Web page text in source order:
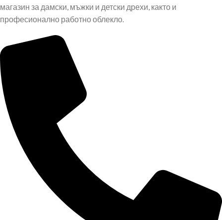
магазин за дамски, мъжки и детски дрехи, както и
професионално работно облекло.